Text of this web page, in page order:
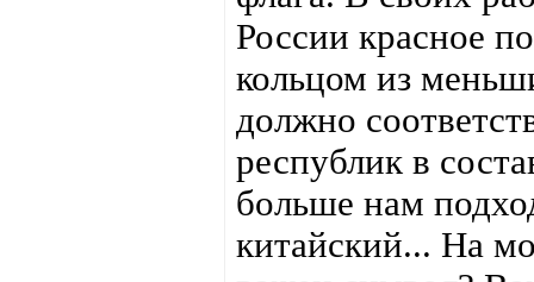
России красное
кольцом из
должно
республик в
больше нам
китайский... На